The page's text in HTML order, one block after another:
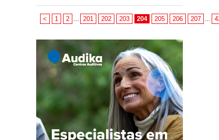
< 1 2 201 202 203 204 205 206 207